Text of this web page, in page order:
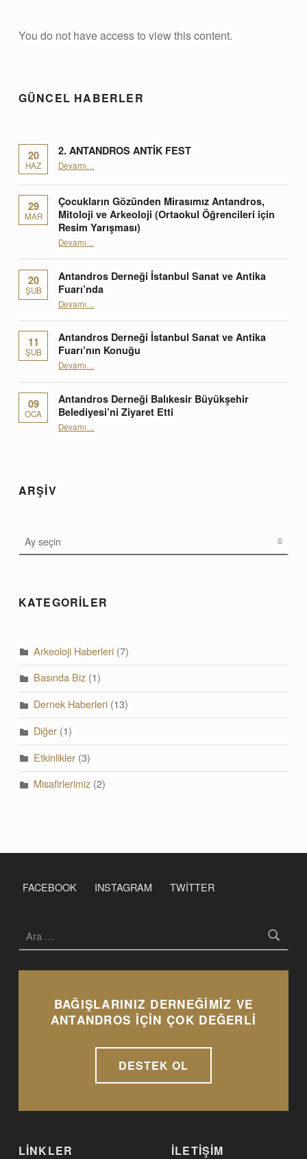
O
l
i
s
t
e
i
You do not have access to view this content.
GÜNCEL HABERLER
20
HAZ
2. ANTANDROS ANTİK FEST
Devamı…
29
MAR
Çocukların Gözünden Mirasımız Antandros,
Mitoloji ve Arkeoloji (Ortaokul Öğrencileri için
Resim Yarışması)
Devamı“Çocukların Gözünden Mirasımız Antandros, Mitoloji ve Arkeoloji (Ortaokul Öğrencileri için Resim Yarışması)”
…
20
ŞUB
Antandros Derneği İstanbul Sanat ve Antika
Fuarı’nda
Devamı“Antandros Derneği İstanbul Sanat ve Antika Fuarı’nda”
…
11
ŞUB
Antandros Derneği İstanbul Sanat ve Antika
Fuarı’nın Konuğu
Devamı“Antandros Derneği İstanbul Sanat ve Antika Fuarı’nın Konuğu”
…
09
OCA
Antandros Derneği Balıkesir Büyükşehir
Belediyesi’ni Ziyaret Etti
Devamı“Antandros Derneği Balıkesir Büyükşehir Belediyesi’ni Ziyaret Etti”
…
ARŞİV
KATEGORİLER
Arkeoloji Haberleri(7)
Basında Biz(1)
Dernek Haberleri(13)
Diğer(1)
Etkinlikler(3)
Misafirlerimiz(2)
FACEBOOK INSTAGRAM TWITTER
BAĞIŞLARINIZ DERNEĞİMİZ VE
ANTANDROS İÇİN ÇOK DEĞERLİ
DESTEK OL
LİNKLER İLETİŞİM